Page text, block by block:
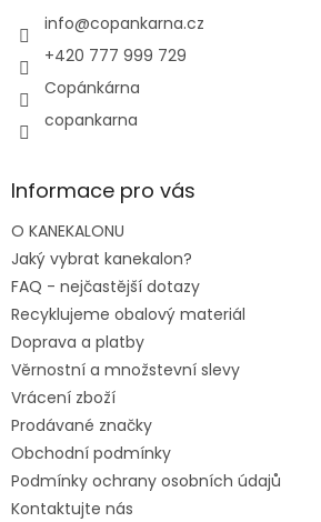
info@copankarna.cz
+420 777 999 729
Copánkárna
copankarna
Informace pro vás
O KANEKALONU
Jaký vybrat kanekalon?
FAQ - nejčastější dotazy
Recyklujeme obalový materiál
Doprava a platby
Věrnostní a množstevní slevy
Vrácení zboží
Prodávané značky
Obchodní podmínky
Podmínky ochrany osobních údajů
Kontaktujte nás